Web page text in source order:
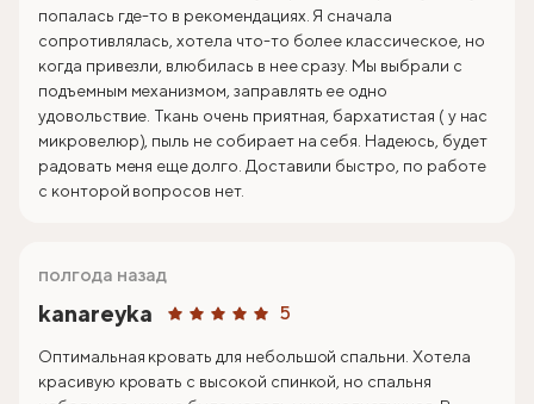
попалась где-то в рекомендациях. Я сначала
сопротивлялась, хотела что-то более классическое, но
когда привезли, влюбилась в нее сразу. Мы выбрали с
подъемным механизмом, заправлять ее одно
удовольствие. Ткань очень приятная, бархатистая ( у нас
микровелюр), пыль не собирает на себя. Надеюсь, будет
радовать меня еще долго. Доставили быстро, по работе
с конторой вопросов нет.
kanareyka 5
полгода назад
Оптимальная кровать для небольшой спальни. Хотела
красивую кровать с высокой спинкой, но спальня